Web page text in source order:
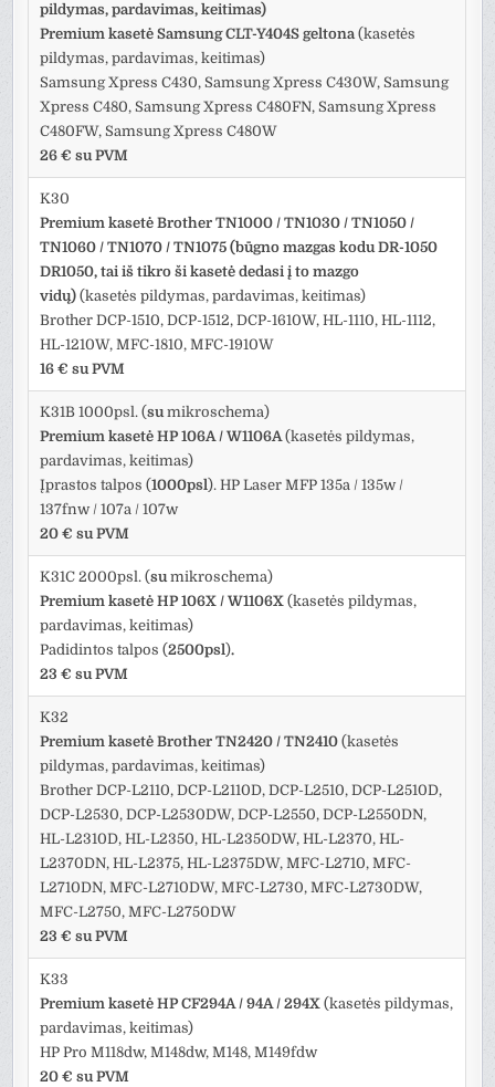
pildymas, pardavimas, keitimas)
Premium kasetė Samsung CLT-Y404S geltona(kasetės
pildymas, pardavimas, keitimas)
Samsung Xpress C430, Samsung Xpress C430W, Samsung
Xpress C480, Samsung Xpress C480FN, Samsung Xpress
C480FW, Samsung Xpress C480W
26 € su PVM
K30
Premium kasetė Brother TN1000 / TN1030 / TN1050 /
TN1060 / TN1070 / TN1075 (būgno mazgas kodu DR-1050
DR1050, tai iš tikro ši kasetė dedasi į to mazgo
vidų) (kasetės pildymas, pardavimas, keitimas)
Brother DCP-1510, DCP-1512, DCP-1610W, HL-1110, HL-1112,
HL-1210W, MFC-1810, MFC-1910W
16 € su PVM
K31B 1000psl. (sumikroschema)
Premium kasetė HP 106A / W1106A(kasetės pildymas,
pardavimas, keitimas)
Įprastos talpos (1000psl). HP Laser MFP 135a / 135w /
137fnw / 107a / 107w
20 € su PVM
K31C 2000psl. (sumikroschema)
Premium kasetė HP 106X / W1106X(kasetės pildymas,
pardavimas, keitimas)
Padidintos talpos (2500psl).
23 € su PVM
K32
Premium kasetė Brother TN2420 / TN2410 (kasetės
pildymas, pardavimas, keitimas)
Brother DCP-L2110, DCP-L2110D, DCP-L2510, DCP-L2510D,
DCP-L2530, DCP-L2530DW, DCP-L2550, DCP-L2550DN,
HL-L2310D, HL-L2350, HL-L2350DW, HL-L2370, HL-
L2370DN, HL-L2375, HL-L2375DW, MFC-L2710, MFC-
L2710DN, MFC-L2710DW, MFC-L2730, MFC-L2730DW,
MFC-L2750, MFC-L2750DW
23 € su PVM
K33
Premium kasetė HP CF294A / 94A / 294X (kasetės pildymas,
pardavimas, keitimas)
HP Pro M118dw, M148dw, M148, M149fdw
20 € su PVM